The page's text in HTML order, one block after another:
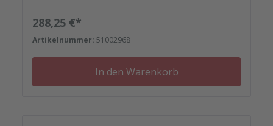
Kunststoffeinsätzen bis zu Reparaturplättchen.
Regulärer Preis:
288,25 €*
Artikelnummer: 51002968
In den Warenkorb